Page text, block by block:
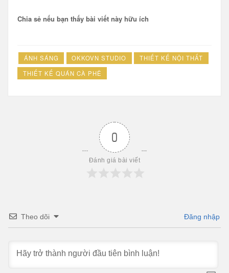
Chia sẻ nếu bạn thấy bài viết này hữu ích
ÁNH SÁNG OKKOVN STUDIO
THIẾT KẾ NỘI THẤT
THIẾT KẾ QUÁN CÀ PHÊ
0
Đánh giá bài viết
Theo dõi Đăng nhập